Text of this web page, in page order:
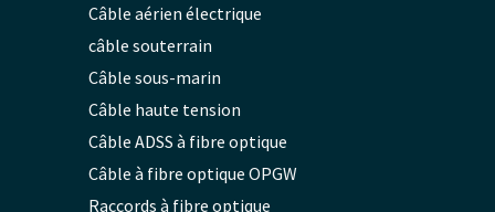
Câble aérien électrique
câble souterrain
Câble sous-marin
Câble haute tension
Câble ADSS à fibre optique
Câble à fibre optique OPGW
Raccords à fibre optique